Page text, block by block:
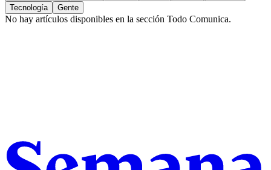
Tecnología
Gente
No hay artículos disponibles en la sección Todo Comunica.